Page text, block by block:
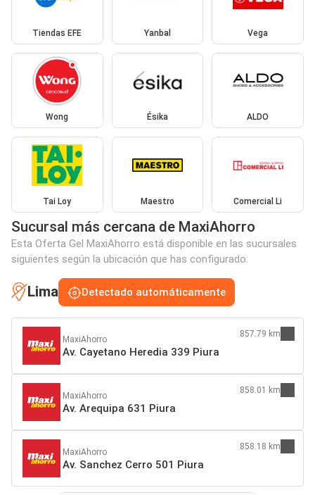
Tiendas EFE Yanbal Vega
Wong Ésika ALDO
Tai Loy Maestro Comercial Li
Sucursal más cercana de MaxiAhorro
Esta Oferta Gel MaxiAhorro está disponible en las sucursales
siguientes según la ubicación que has configurado:
Lima Detectado automáticamente
MaxiAhorro
Av. Cayetano Heredia 339 Piura
857.79 km
MaxiAhorro
Av. Arequipa 631 Piura
858.01 km
MaxiAhorro
Av. Sanchez Cerro 501 Piura
858.18 km